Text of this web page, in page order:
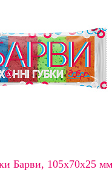
Барви, 105х70х25